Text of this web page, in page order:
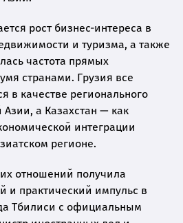
рост бизнес-интереса в
и туризма, а также
частота прямых
странами. Грузия все
в качестве регионального
а Казахстан — как
интеграции
регионе.
отношений получила
и практический импульс в
Тбилиси с официальным